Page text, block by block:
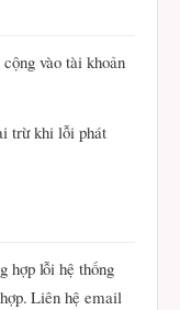
vào tài khoản
trừ khi lỗi phát
hợp lỗi hệ thống
Liên hệ email